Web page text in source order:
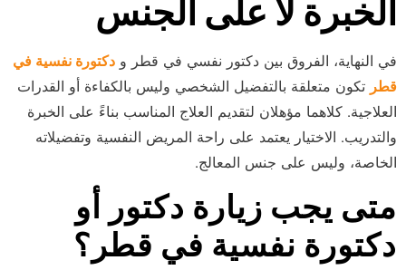
الخبرة لا على الجنس
في النهاية، الفروق بين دكتور نفسي في قطر و دكتورة نفسية في
قطر تكون متعلقة بالتفضيل الشخصي وليس بالكفاءة أو القدرات
العلاجية. كلاهما مؤهلان لتقديم العلاج المناسب بناءً على الخبرة
والتدريب. الاختيار يعتمد على راحة المريض النفسية وتفضيلاته
الخاصة، وليس على جنس المعالج.
متى يجب زيارة دكتور أو
دكتورة نفسية في قطر؟